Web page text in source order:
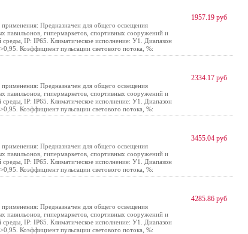
Предназначен для общего освещения
павильонов, гипермаркетов, спортивных сооружений и
IP: IP65. Климатическое исполнение: У1. Диапазон
Коэффициент пульсации светового потока, %:
1957.19 руб
Предназначен для общего освещения
павильонов, гипермаркетов, спортивных сооружений и
IP: IP65. Климатическое исполнение: У1. Диапазон
Коэффициент пульсации светового потока, %:
2334.17 руб
Предназначен для общего освещения
павильонов, гипермаркетов, спортивных сооружений и
IP: IP65. Климатическое исполнение: У1. Диапазон
Коэффициент пульсации светового потока, %:
3455.04 руб
Предназначен для общего освещения
павильонов, гипермаркетов, спортивных сооружений и
IP: IP65. Климатическое исполнение: У1. Диапазон
Коэффициент пульсации светового потока, %:
4285.86 руб